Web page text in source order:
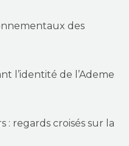
des
l’identité de l’Ademe
: regards croisés sur la